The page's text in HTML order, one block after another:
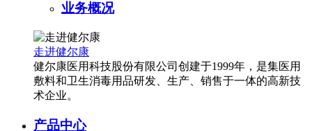
业务概况
走进健尔康
健尔康医用科技股份有限公司创建于1999年，是集医用
敷料和卫生消毒用品研发、生产、销售于一体的高新技
术企业。
产品中心